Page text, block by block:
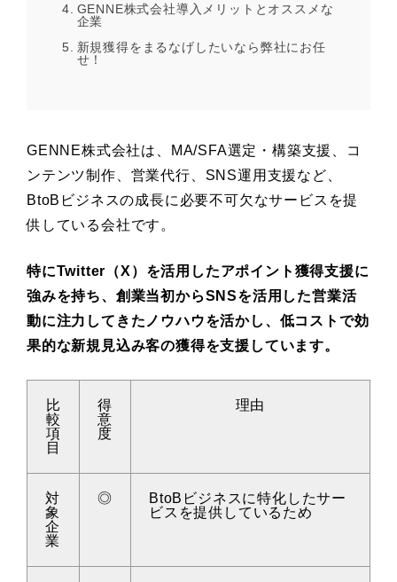
GENNE株式会社導入メリットとオススメな
企業
新規獲得をまるなげしたいなら弊社にお任
せ！
GENNE株式会社は、MA/SFA選定・構築支援、コ
ンテンツ制作、営業代行、SNS運用支援など、
BtoBビジネスの成長に必要不可欠なサービスを提
供している会社です。
特にTwitter（X）を活用したアポイント獲得支援に
強みを持ち、創業当初からSNSを活用した営業活
動に注力してきたノウハウを活かし、低コストで効
果的な新規見込み客の獲得を支援しています。
比
較
項
目
得
意
度
理由
対
象
企
業
◎
BtoBビジネスに特化したサー
ビスを提供しているため